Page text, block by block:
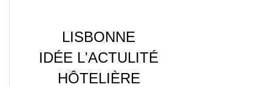
LISBONNE
IDÉE L'ACTULITÉ
HÔTELIÈRE